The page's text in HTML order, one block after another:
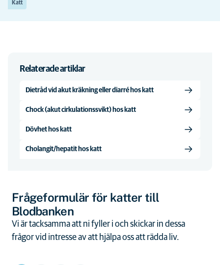
Katt
Relaterade artiklar
Dietråd vid akut kräkning eller diarré hos katt
Chock (akut cirkulationssvikt) hos katt
Dövhet hos katt
Cholangit/hepatit hos katt
Frågeformulär för katter till
Blodbanken
Vi är tacksamma att ni fyller i och skickar in dessa
frågor vid intresse av att hjälpa oss att rädda liv.